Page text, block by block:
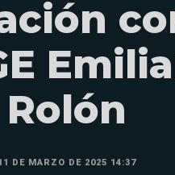
Rolón
DE MARZO DE 2025 14:37